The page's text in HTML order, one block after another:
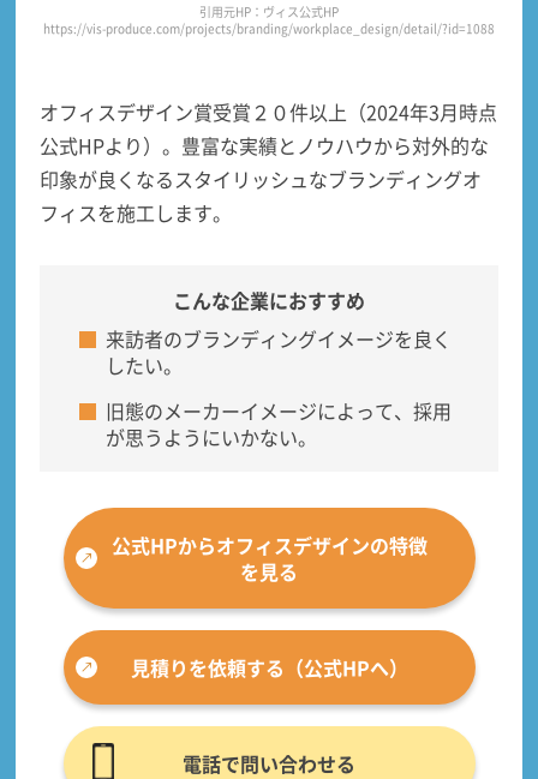
引用元HP：ヴィス公式HP
https://vis-produce.com/projects/branding/workplace_design/detail/?id=1088
オフィスデザイン賞受賞２０件以上（2024年3月時点
公式HPより）。豊富な実績とノウハウから対外的な
印象が良くなるスタイリッシュなブランディングオ
フィスを施工します。
こんな企業におすすめ
来訪者のブランディングイメージを良く
したい。
旧態のメーカーイメージによって、採用
が思うようにいかない。
公式HPからオフィスデザインの特徴
を見る
見積りを依頼する（公式HPへ）
電話で問い合わせる